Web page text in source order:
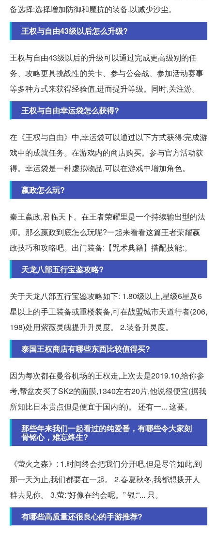
备选择:选择增加防御和魔抗的装备,以减少沙尘。
王权与自由43级以后怎么升级?
王权与自由43级以后的升级可以通过完成更高级别的任
务、攻略更具挑战性的关卡、参与公会战、参加活动赛事
等多种方式来获得经验值,进而提升等级。同时,关注游。
王权与自由幸运袋怎么获得?
在《王权与自由》中,幸运袋可以通过以下方式获得:完成游
戏中的成就任务。在游戏内的商店购买。参与官方活动获
得。幸运袋是一种虚拟物品,可以在游戏中增加角色。
嬴政怎么玩?
秦王嬴政,君临天下。在王者荣耀里是一个持续输出型的法
师。那么嬴政到底怎么玩呢?一起来看看这篇王者荣耀嬴
政技巧和攻略吧。出门装备:【咒术典籍】搭配技能:。
天龙八部五行宝鉴攻略?
关于天龙八部五行宝鉴攻略如下: 1.80级以上,星级6星及6
星以上的手工装备或重楼装备,可在战盟城市天道行者(206,
198)处用紫薇灵魄提升升灵度。 2.装备升灵度。
泰国王权商店有哪些东西比较值得买?
因为每次都在曼谷机场的王权走,上次去是2019.10,给你参
考,帮盆友买了SK2的面膜,1340左右20片,他说很便宜(据我
所知比日本贵点但是便宜于国内的)。 还有一... 这要。
那些年来我们一起看过的纯爱番，有哪些令大家刻
骨铭心，难忘终生?
《萤火之森》: 1.时间终会把我们分开吧,但是尽管如此,到
那一天为止,我们都要在一起。 2.春夏秋冬,我都想拨开人
群去见你。 3.萤:“好像在约会呢。” 银:“... 只。
有哪些高质量还很良心的手游推荐?